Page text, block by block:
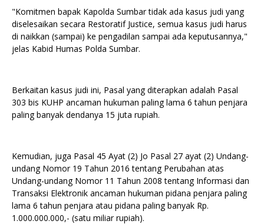
"Komitmen bapak Kapolda Sumbar tidak ada kasus judi yang
diselesaikan secara Restoratif Justice, semua kasus judi harus
di naikkan (sampai) ke pengadilan sampai ada keputusannya,"
jelas Kabid Humas Polda Sumbar.
Berkaitan kasus judi ini, Pasal yang diterapkan adalah Pasal
303 bis KUHP ancaman hukuman paling lama 6 tahun penjara
paling banyak dendanya 15 juta rupiah.
Kemudian, juga Pasal 45 Ayat (2) Jo Pasal 27 ayat (2) Undang-
undang Nomor 19 Tahun 2016 tentang Perubahan atas
Undang-undang Nomor 11 Tahun 2008 tentang Informasi dan
Transaksi Elektronik ancaman hukuman pidana penjara paling
lama 6 tahun penjara atau pidana paling banyak Rp.
1.000.000.000,- (satu miliar rupiah).